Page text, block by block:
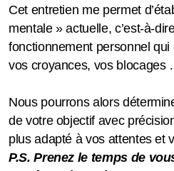
Cet entretien me permet
mentale » actuelle, c’est-à-
fonctionnement personnel
vos croyances, vos blocages
Nous pourrons alors
de votre objectif avec
plus adapté à vos attentes et
P.S. Prenez le temps de